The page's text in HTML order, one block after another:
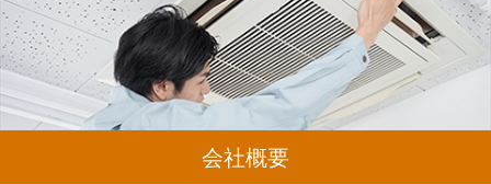
会社概要